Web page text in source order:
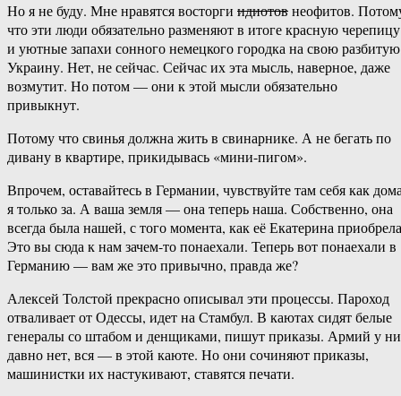
Но я не буду. Мне нравятся восторги идиотовнеофитов.
что эти люди обязательно разменяют в итоге красную черепицу
и уютные запахи сонного немецкого городка на свою разбитую
Украину. Нет, не сейчас. Сейчас их эта мысль, наверное, даже
возмутит. Но потом — они к этой мысли обязательно
привыкнут.
Потому что свинья должна жить в свинарнике. А не бегать по
дивану в квартире, прикидывась «мини-пигом».
Впрочем, оставайтесь в Германии, чувствуйте там себя как
я только за. А ваша земля — она теперь наша. Собственно, она
всегда была нашей, с того момента, как её Екатерина
Это вы сюда к нам зачем-то понаехали. Теперь вот понаехали в
Германию — вам же это привычно, правда же?
Алексей Толстой прекрасно описывал эти процессы. Пароход
отваливает от Одессы, идет на Стамбул. В каютах сидят белые
генералы со штабом и денщиками, пишут приказы. Армий у
давно нет, вся — в этой каюте. Но они сочиняют приказы,
машинистки их настукивают, ставятся печати.